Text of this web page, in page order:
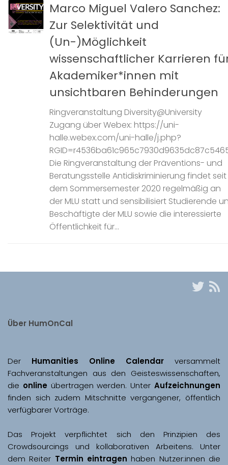
Marco Miguel Valero Sanchez:
Zur Selektivität und
(Un-)Möglichkeit
wissenschaftlicher Karrieren
Akademiker*innen mit
unsichtbaren Behinderungen
Ringveranstaltung Diversity@University
Zugang über Webex: https://uni-
halle.webex.com/uni-halle/j.php?
Die Ringveranstaltung der Präventions- und
Beratungsstelle Antidiskriminierung findet seit
dem Sommersemester 2020 regelmäßig an
der MLU statt und sensibilisiert Studierende
Beschäftigte der MLU sowie die interessierte
Öffentlichkeit für...
Über HumOnCal
Der Humanities Online Calendar versammelt
Fachveranstaltungen aus den Geisteswissenschaften,
die online übertragen werden. Unter Aufzeichnungen
finden sich zudem Mitschnitte vergangener, öffentlich
Das Projekt verpflichtet sich den Prinzipien des
Crowdsourcings und kollaborativen Arbeitens. Unter
dem Reiter Termin eintragen haben Nutzer:innen die